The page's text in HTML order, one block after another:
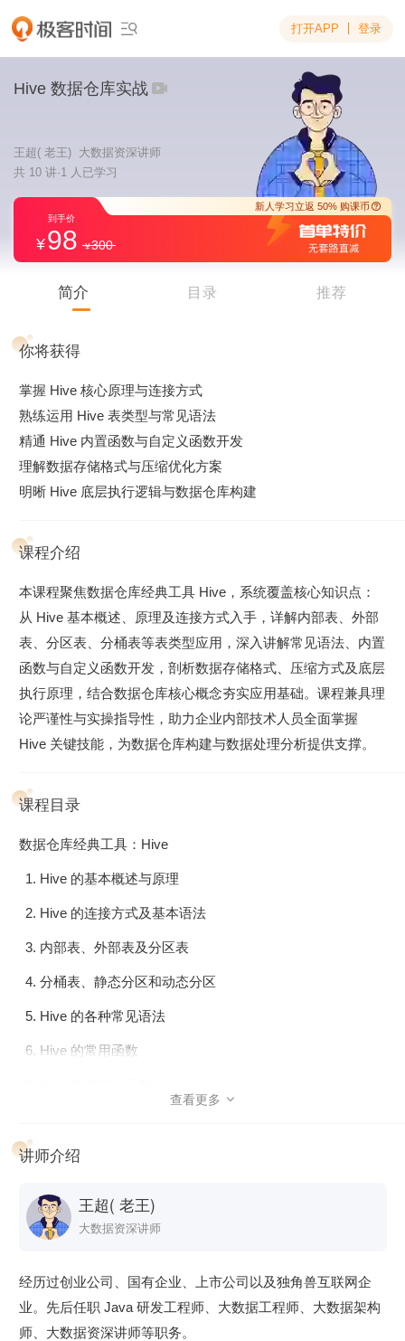
 打开APP 登录
Hive 数据仓库实战
王超( 老王) 大数据资深讲师
共 10 讲·1 人已学习
98 300
新人学习立返
简介 目录 推荐
你将获得
掌握 Hive 核心原理与连接方式
熟练运用 Hive 表类型与常见语法
精通 Hive 内置函数与自定义函数开发
理解数据存储格式与压缩优化方案
明晰 Hive 底层执行逻辑与数据仓库构建
课程介绍
本课程聚焦数据仓库经典工具 Hive，系统覆盖核心知识点：
从 Hive 基本概述、原理及连接方式入手，详解内部表、外部
表、分区表、分桶表等表类型应用，深入讲解常见语法、内置
函数与自定义函数开发，剖析数据存储格式、压缩方式及底层
执行原理，结合数据仓库核心概念夯实应用基础。课程兼具理
论严谨性与实操指导性，助力企业内部技术人员全面掌握
Hive 关键技能，为数据仓库构建与数据处理分析提供支撑。
课程目录
数据仓库经典工具：Hive
Hive 的基本概述与原理
Hive 的连接方式及基本语法
内部表、外部表及分区表
分桶表、静态分区和动态分区
Hive 的各种常见语法
Hive 的常用函数
Hive 的底层执行原理
查看更多 
讲师介绍
王超( 老王)
大数据资深讲师
经历过创业公司、国有企业、上市公司以及独角兽互联网企
业。先后任职 Java 研发工程师、大数据工程师、大数据架构
师、大数据资深讲师等职务。